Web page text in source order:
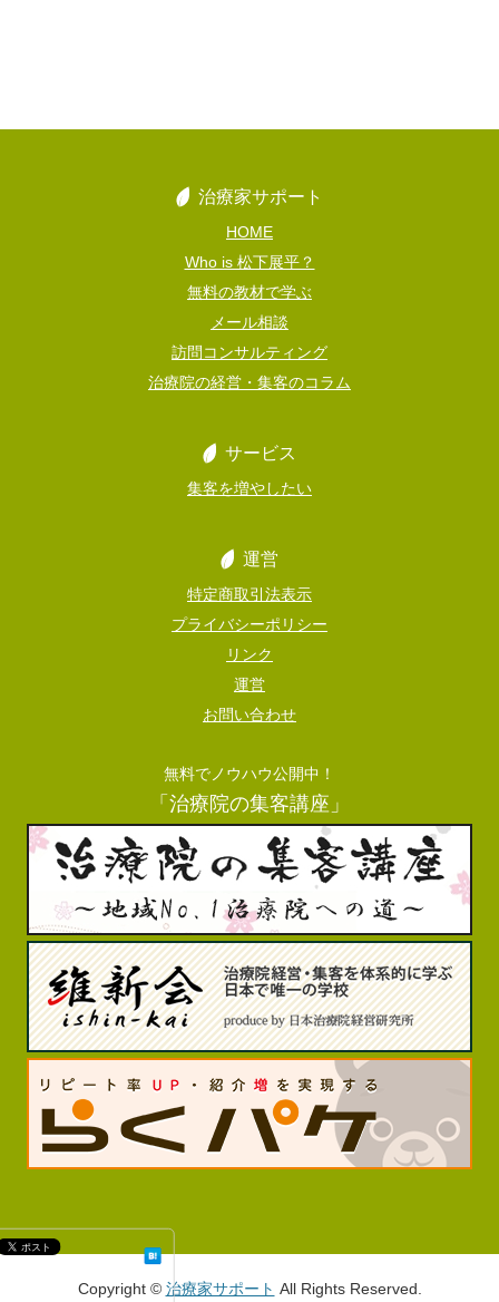
治療家サポート
HOME
Who is 松下展平？
無料の教材で学ぶ
メール相談
訪問コンサルティング
治療院の経営・集客のコラム
サービス
集客を増やしたい
運営
特定商取引法表示
プライバシーポリシー
リンク
運営
お問い合わせ
Copyright © 治療家サポート All Rights Reserved.